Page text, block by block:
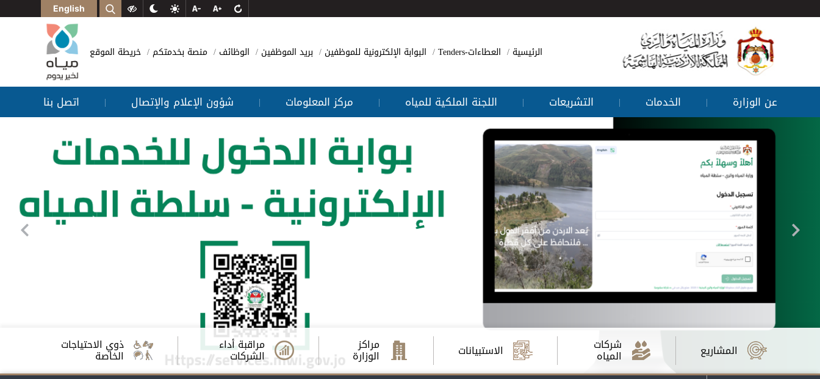
English
الرئيسية العطاءات-Tenders البوابة الإلكترونية للموظفين بريد الموظفين الوظائف منصة بخدمتكم خريطة الموقع
عن الوزارة | الخدمات | التشريعات | اللجنة الملكية للمياه | مركز المعلومات | شؤون الإعلام والإتصال | اتصل بنا
المشاريع شركات
المياه الاستبيانات مراكز
الوزارة
مراقبة أداء
الشركات
ذوي الاحتياجات
الخاصة